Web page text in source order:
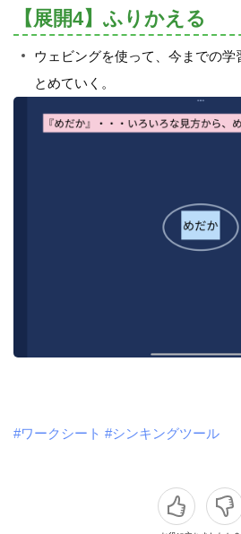
【展開4】ふりかえる
ウェビングを使って、今までの学
とめていく。
#ワークシート #シンキングツール